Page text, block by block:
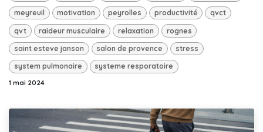
meyreuil motivation peyrolles productivité qvct
qvt raideur musculaire relaxation rognes
saint esteve janson salon de provence stress
system pulmonaire systeme resporatoire
1 mai 2024